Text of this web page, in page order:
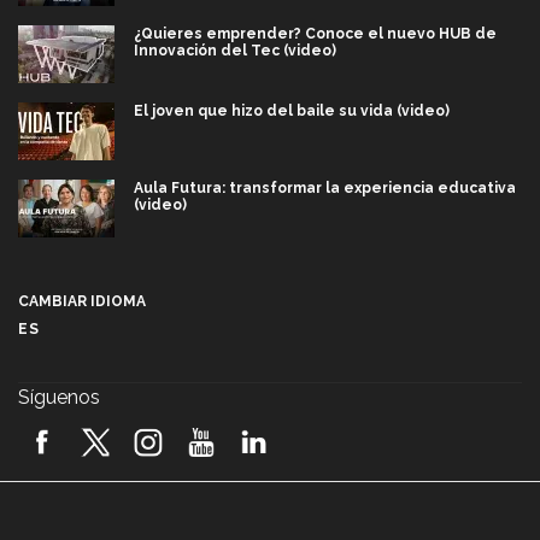
¿Quieres emprender? Conoce el nuevo HUB de
Innovación del Tec (video)
El joven que hizo del baile su vida (video)
Aula Futura: transformar la experiencia educativa
(video)
2026! (video)
CAMBIAR IDIOMA
ES
Síguenos